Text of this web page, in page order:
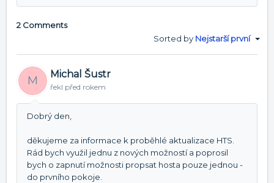
2 Comments
Sorted by Nejstarší první
M Michal Šustr
řekl před rokem
Dobrý den,
děkujeme za informace k proběhlé aktualizace HTS.
Rád bych využil jednu z nových možností a poprosil
bych o zapnutí možnosti propsat hosta pouze jednou -
do prvního pokoje.